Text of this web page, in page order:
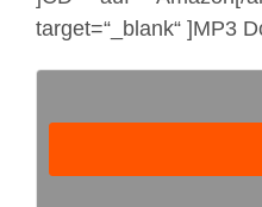
target=“_blank“ ]MP3